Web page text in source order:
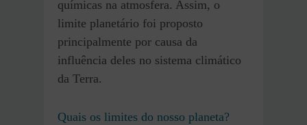
químicas na atmosfera. Assim, o
limite planetário foi proposto
principalmente por causa da
influência deles no sistema climático
da Terra.
Quais os limites do nosso planeta?